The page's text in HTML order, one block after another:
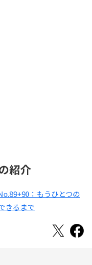
紹介
：もうひとつの
きるまで